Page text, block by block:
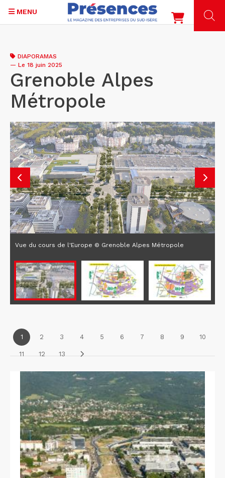
contenu
principal
MENU
DIAPORAMAS
— Le 18 juin 2025
Grenoble Alpes
Métropole
Vue du cours de l'Europe © Grenoble Alpes Métropole
1 2 3 4 5 6 7 8 9 10
11 12 13